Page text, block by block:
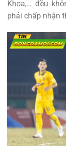
Khoa,… đều
phải chấp nhận